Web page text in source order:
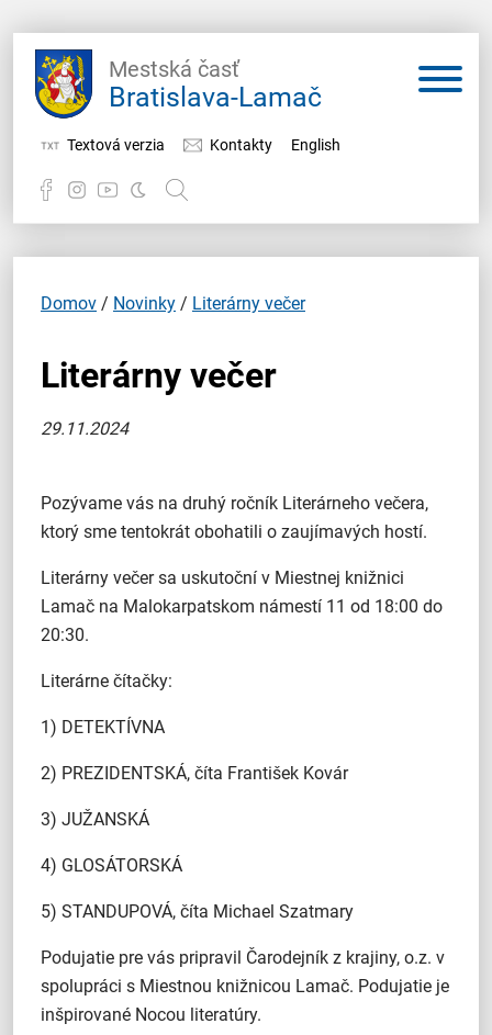
Mestská časť
Bratislava-Lamač
Textová verzia Kontakty English
Samospráva
Domov / Novinky / Literárny večer
Literárny večer
29.11.2024
Pozývame vás na druhý ročník Literárneho večera,
ktorý sme tentokrát obohatili o zaujímavých hostí.
Literárny večer sa uskutoční v Miestnej knižnici
Lamač na Malokarpatskom námestí 11 od 18:00 do
20:30.
Literárne čítačky:
1) DETEKTÍVNA
2) PREZIDENTSKÁ, číta František Kovár
3) JUŽANSKÁ
4) GLOSÁTORSKÁ
5) STANDUPOVÁ, číta Michael Szatmary
Podujatie pre vás pripravil Čarodejník z krajiny, o.z. v
spolupráci s Miestnou knižnicou Lamač. Podujatie je
inšpirované Nocou literatúry.